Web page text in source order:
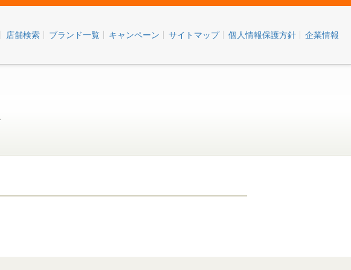
店舗検索 ブランド一覧 キャンペーン サイトマップ 個人情報保護方針 企業情報